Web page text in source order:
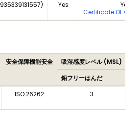
935339131557) Yes
Yes
Certificate Of
安全保障機能安全 吸湿感度レベル (MSL)
鉛フリーはんだ
ISO 26262 3